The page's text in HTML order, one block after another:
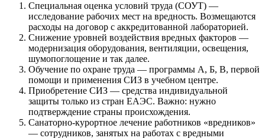
Специальная оценка условий труда (СОУТ) —
исследование рабочих мест на вредность. Возмещаются
расходы на договор с аккредитованной лабораторией.
Снижение уровней воздействия вредных факторов —
модернизация оборудования, вентиляции, освещения,
шумопоглощение и так далее.
Обучение по охране труда — программы А, Б, В, первой
помощи и применения СИЗ в учебном центре.
Приобретение СИЗ — средства индивидуальной
защиты только из стран ЕАЭС. Важно: нужно
подтверждение страны происхождения.
Санаторно-курортное лечение работников «вредников»
— сотрудников, занятых на работах с вредными